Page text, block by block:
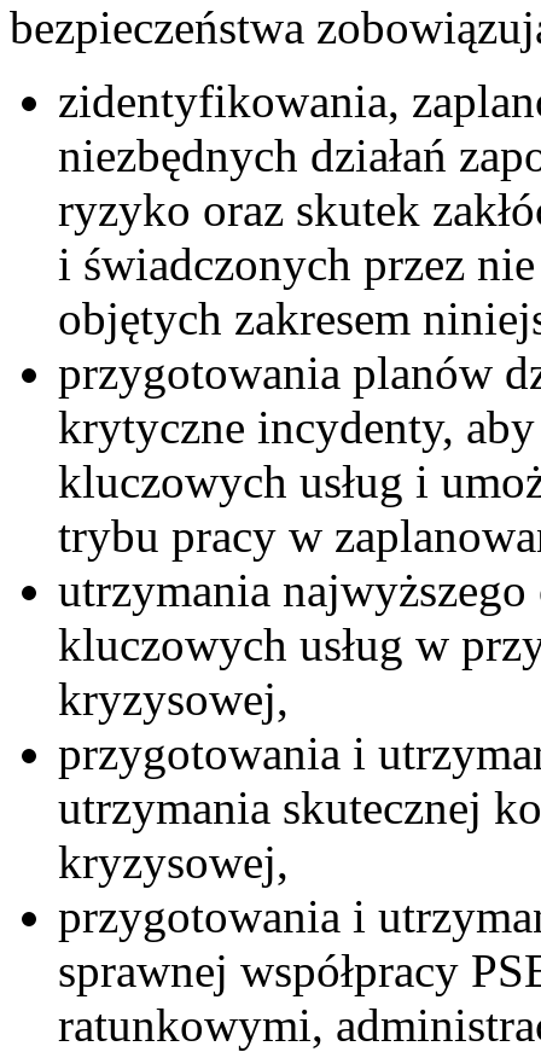
bezpieczeństwa
zidentyfikowania,
niezbędnych działań
ryzyko oraz skutek
i świadczonych przez
objętych zakresem
przygotowania planów
krytyczne incydenty,
kluczowych usług i
trybu pracy w
utrzymania
kluczowych usług w
kryzysowej,
przygotowania i
utrzymania skutecznej
kryzysowej,
przygotowania i
sprawnej współpracy
ratunkowymi,